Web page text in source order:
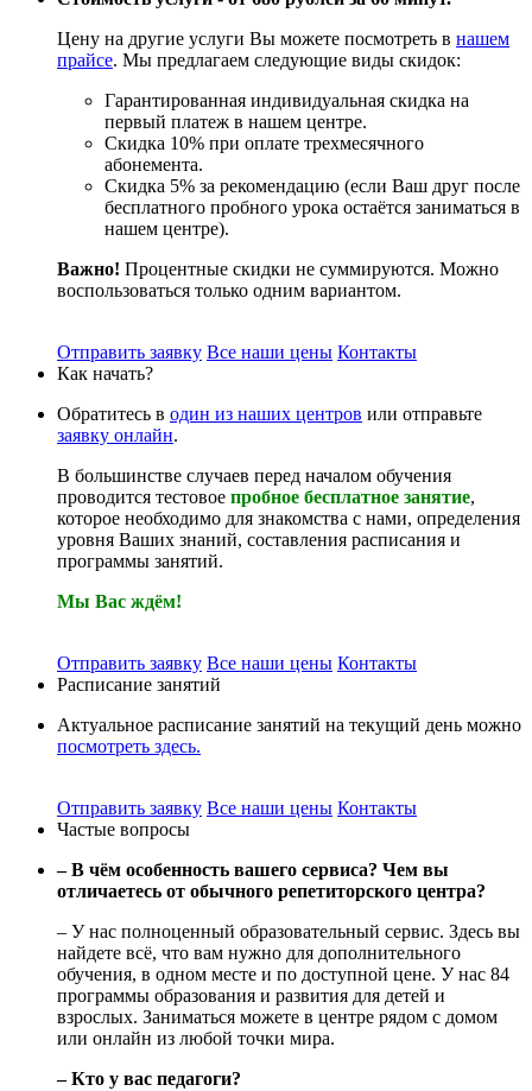
Цену на другие услуги Вы можете посмотреть в нашем
прайсе. Мы предлагаем следующие виды скидок:
Гарантированная индивидуальная скидка на
первый платеж в нашем центре.
Скидка 10% при оплате трехмесячного
абонемента.
Скидка 5% за рекомендацию (если Ваш друг после
бесплатного пробного урока остаётся заниматься в
нашем центре).
Важно! Процентные скидки не суммируются. Можно
воспользоваться только одним вариантом.
Отправить заявку Все наши цены Контакты
Как начать?
Обратитесь в один из наших центров или отправьте
заявку онлайн.
В большинстве случаев перед началом обучения
проводится тестовое пробное бесплатное занятие,
которое необходимо для знакомства с нами, определения
уровня Ваших знаний, составления расписания и
программы занятий.
Мы Вас ждём!
Отправить заявку Все наши цены Контакты
Расписание занятий
Актуальное расписание занятий на текущий день можно
посмотреть здесь.
Отправить заявку Все наши цены Контакты
Частые вопросы
– В чём особенность вашего сервиса? Чем вы
отличаетесь от обычного репетиторского центра?
– У нас полноценный образовательный сервис. Здесь вы
найдете всё, что вам нужно для дополнительного
обучения, в одном месте и по доступной цене. У нас 84
программы образования и развития для детей и
взрослых. Заниматься можете в центре рядом с домом
или онлайн из любой точки мира.
– Кто у вас педагоги?